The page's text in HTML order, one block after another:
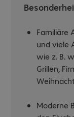
Familiäre
und viele
wie z. B.
Grillen,
Moderne